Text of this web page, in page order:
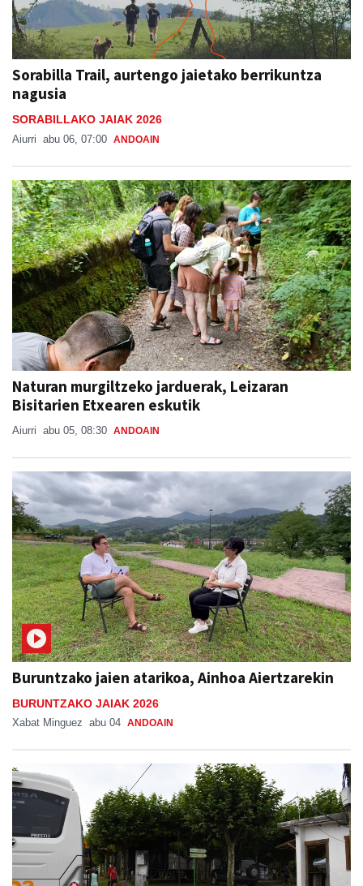
Sorabilla Trail, aurtengo jaietako berrikuntza
nagusia
SORABILLAKO JAIAK 2026
Aiurri abu 06, 07:00 ANDOAIN
Naturan murgiltzeko jarduerak, Leizaran
Bisitarien Etxearen eskutik
Aiurri abu 05, 08:30 ANDOAIN
Buruntzako jaien atarikoa, Ainhoa Aiertzarekin
BURUNTZAKO JAIAK 2026
Xabat Minguez abu 04 ANDOAIN